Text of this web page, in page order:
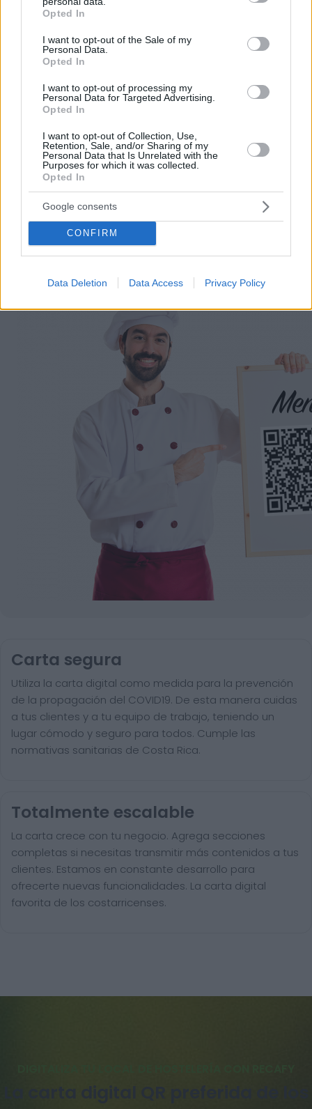
grant or deny consent to Google and its third-party tags to
use your data for below specified purposes in below Google
consent section.
Opted In
I want to opt-out of the Sale of my
Personal Data.
Opted In
I want to opt-out of processing my
Personal Data for Targeted Advertising.
Opted In
I want to opt-out of Collection, Use,
Retention, Sale, and/or Sharing of my
Personal Data that Is Unrelated with the
Purposes for which it was collected.
Opted In
Google consents
CONFIRM
Data Deletion Data Access Privacy Policy
Desde el panel de gestión podrás dar de alta los
configurar menús, introducir las fotografías, la
especificación de alérgenos, etc.
Por eso hemos diseñado un sistema capaz de
ayudar a tu negocio a adaptarse a las
circunstancias actuales que nuestro país está
viviendo. Contamos con una carta de servicios
que pueden ayudarte a aminorar las cargas de
trabajo en tu negocio o empresa para que
puedas ofrecer a tus clientes la seguridad y el
apoyo que merecen. Llega la transformación
digital para quedarse. Menú digital QR para el
Carta segura
Utiliza la carta digital como medida para la prevención
de la propagación del COVID19. De esta manera cuidas
a tus clientes y a tu equipo de trabajo, teniendo un
lugar cómodo y seguro para todos. Cumple las
normativas sanitarias de Costa Rica.
Totalmente escalable
La carta crece con tu negocio. Agrega secciones
completas si necesitas transmitir más contenidos a tus
clientes. Estamos en constante desarrollo para
ofrecerte nuevas funcionalidades. La carta digital
favorita de los costarricenses.